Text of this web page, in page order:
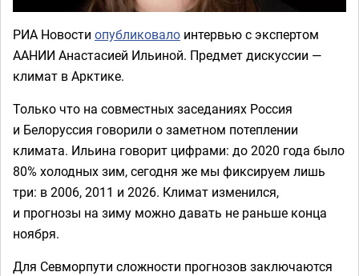
РИА Новости опубликовало интервью с экспертом
ААНИИ Анастасией Ильиной. Предмет дискуссии —
климат в Арктике.
Только что на совместных заседаниях Россия
и Белоруссия говорили о заметном потеплении
климата. Ильина говорит цифрами: до 2020 года было
80% холодных зим, сегодня же мы фиксируем лишь
три: в 2006, 2011 и 2026. Климат изменился,
и прогнозы на зиму можно давать не раньше конца
ноября.
Для Севморпути сложности прогнозов заключаются